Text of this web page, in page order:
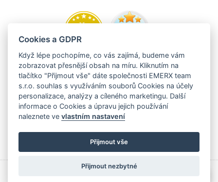
Copyright © 2006 - 2026 EMERX team s.r.o., Těšínská 204,
Cookies a GDPR
Když lépe pochopíme, co vás zajímá, budeme vám
zobrazovat přesnější obsah na míru. Kliknutím na
tlačítko "Přijmout vše" dáte společnosti EMERX team
s.r.o. souhlas s využíváním souborů Cookies na účely
personalizace, analýzy a cíleného marketingu. Další
informace o Cookies a úpravu jejich používání
naleznete vevlastním nastavení
Přijmout vše
Přijmout nezbytné